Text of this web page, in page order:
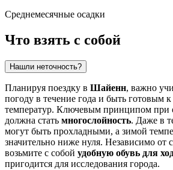
Среднемесячные осадки
Что взять с собой
Нашли неточность?
Планируя поездку в Шайенн, важно
погоду в течение года и быть готовым
температур. Ключевым принципом при
должна стать многослойность. Даже в
могут быть прохладными, а зимой
значительно ниже нуля. Независимо от
возьмите с собой удобную обувь для
пригодится для исследования города.